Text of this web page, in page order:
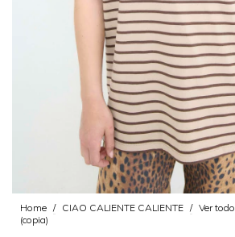
Home / CIAO CALIENTE CALIENTE / Ver todo
(copia)